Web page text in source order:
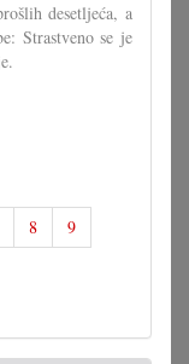
desetljeća, a
Strastveno se je
8
9